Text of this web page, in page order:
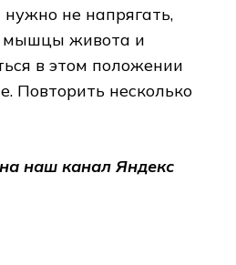
не напрягать,
мышцы живота и
в этом положении
Повторить несколько
наш канал Яндекс